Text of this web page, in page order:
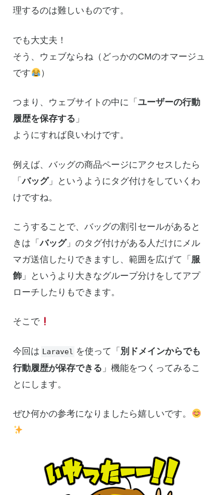
理するのは難しいものです。
でも大丈夫！
そう、ウェブならね（どっかのCMのオマージュ
です
）
つまり、ウェブサイトの中に「ユーザーの行動
履歴を保存する 」
ようにすれば良いわけです。
例えば、バッグの商品ページにアクセスしたら
「バッグ」というようにタグ付けをしていくわ
けですね。
こうすることで、バッグの割引セールがあると
きは「バッグ」のタグ付けがある人だけにメル
マガ送信したりできますし、範囲を広げて「 服
飾 」というより大きなグループ分けをしてアプ
ローチしたりもできます。
そこで
今回は Laravel を使って「 別ドメインからでも
行動履歴が保存できる 」機能をつくってみるこ
とにします。
ぜひ何かの参考になりましたら嬉しいです。